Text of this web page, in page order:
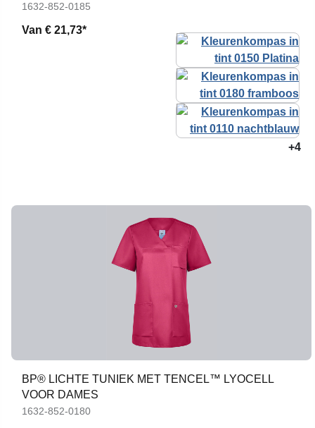
1632-852-0185
Van € 21,73*
+4
BP® LICHTE TUNIEK MET TENCEL™ LYOCELL
VOOR DAMES
1632-852-0180